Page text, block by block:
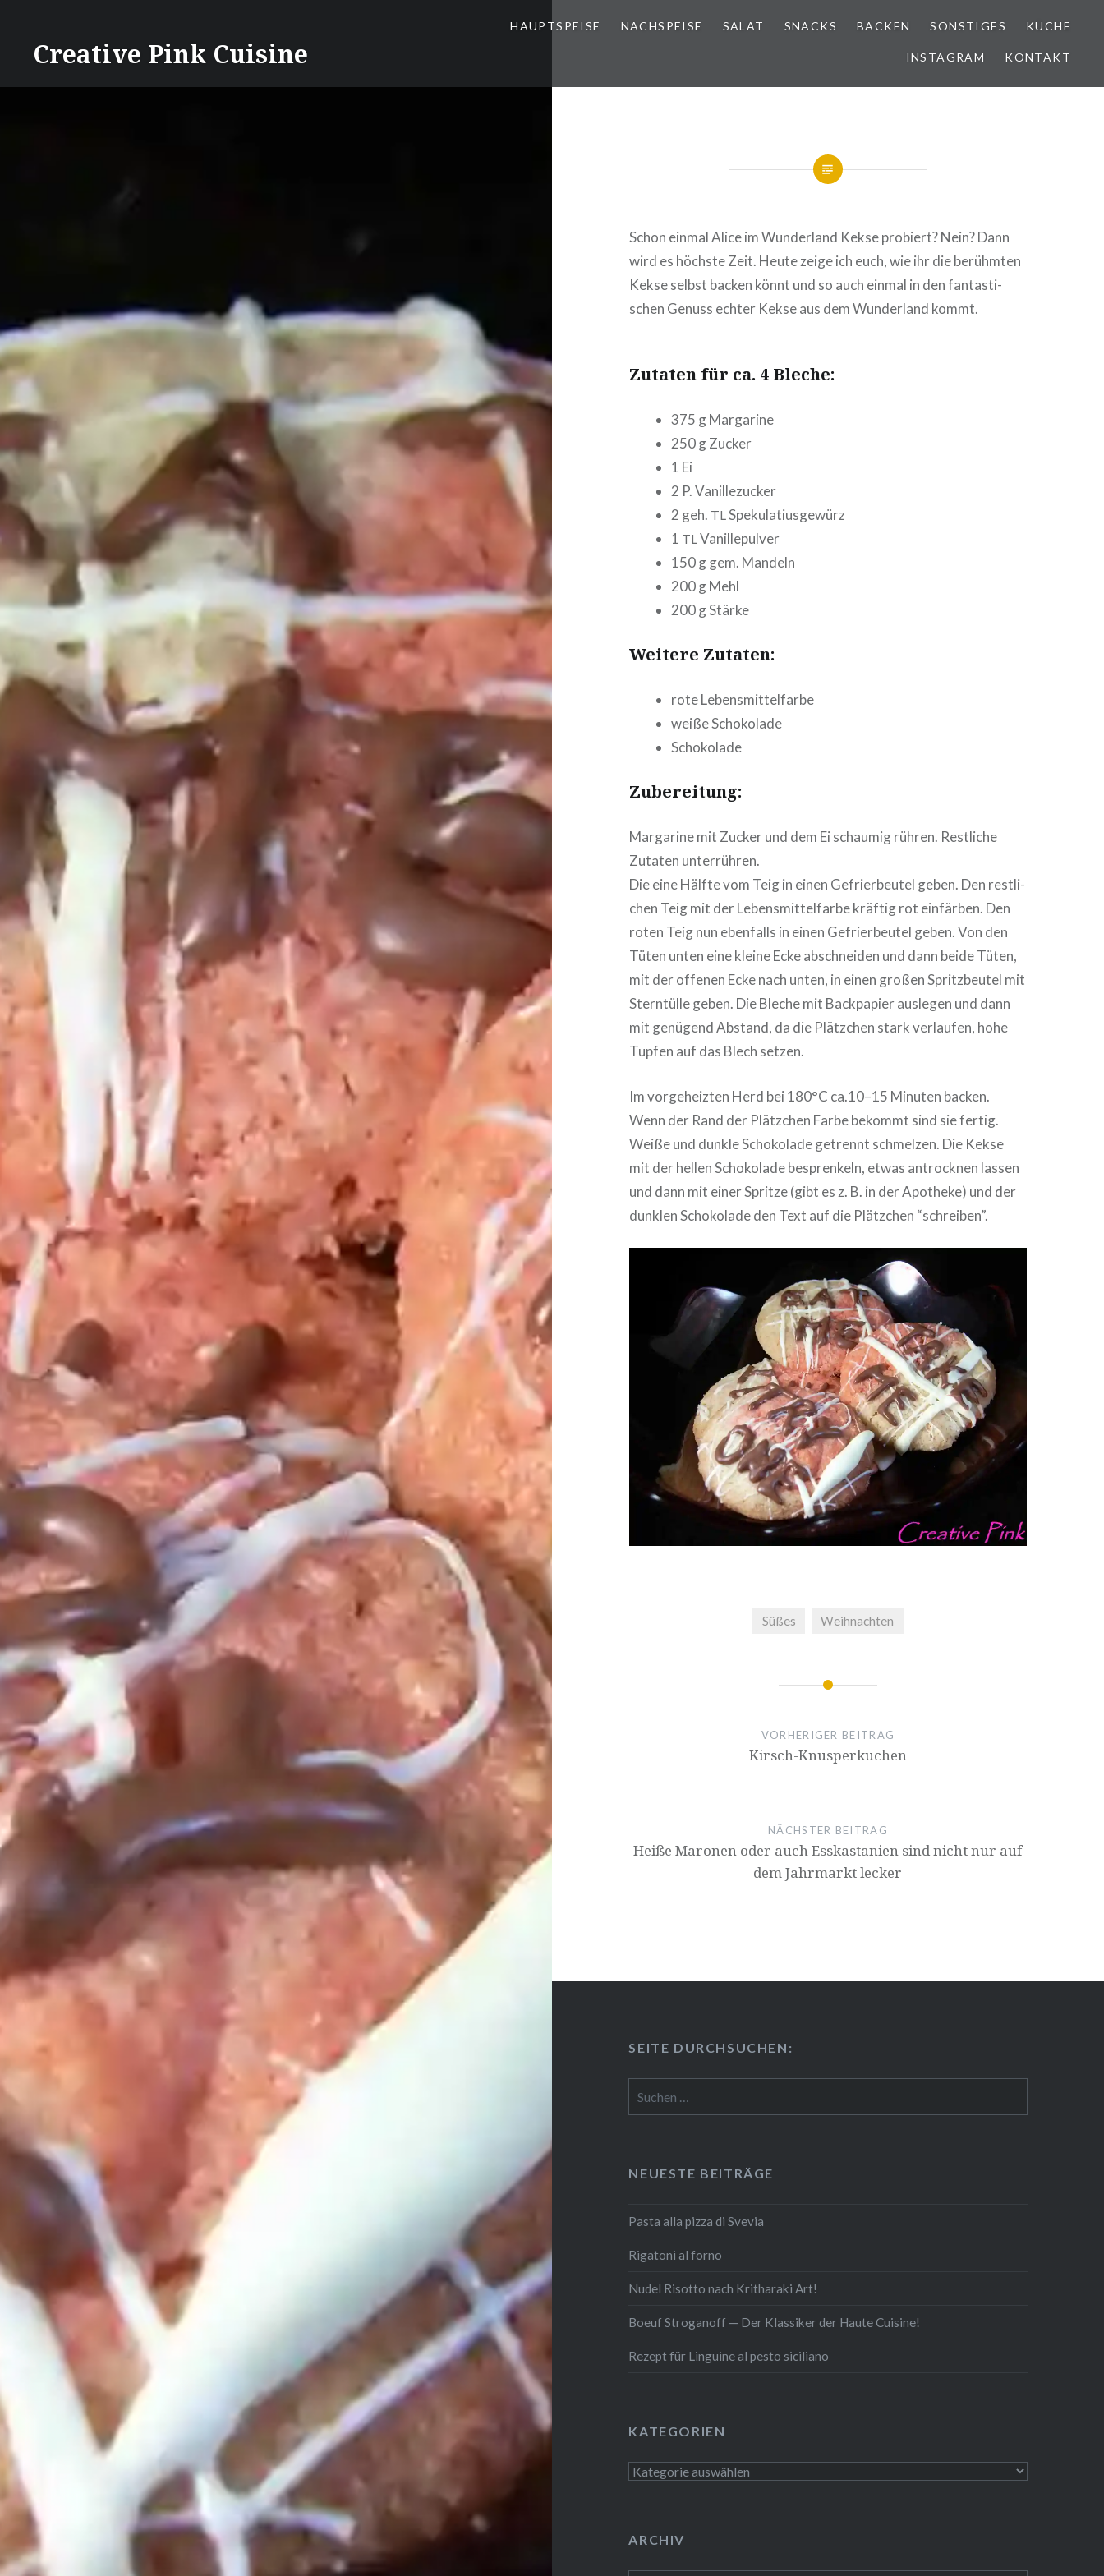
Creative Pink Cuisine
HAUPT­SPEI­SE NACH­SPEI­SE SALAT SNACKS BACKEN SONSTIGES KÜCHE
INSTAGRAM KONTAKT
Schon einmal Alice im Wun­der­land Kekse probiert? Nein? Dann
wird es höchste Zeit. Heute zeige ich euch, wie ihr die berühmten
Kekse selbst backen könnt und so auch einmal in den fan­tas­ti­
schen Genuss echter Kekse aus dem Wun­der­land kommt.
Zutaten für ca. 4 Bleche:
375 g Margarine
250 g Zucker
1 Ei
2 P. Vanillezucker
2 geh. TLSpekulatiusgewürz
1 TLVanillepulver
150 g gem. Mandeln
200 g Mehl
200 g Stärke
Weitere Zutaten:
rote Lebens­mit­tel­far­be
weiße Scho­ko­la­de
Scho­ko­la­de
Zube­rei­tung:
Margarine mit Zucker und dem Ei schaumig rühren. Restliche
Zutaten unterrühren.
Die eine Hälfte vom Teig in einen Gefrier­beu­tel geben. Den rest­li­
chen Teig mit der Lebens­mit­tel­far­be kräftig rot einfärben. Den
roten Teig nun ebenfalls in einen Gefrier­beu­tel geben. Von den
Tüten unten eine kleine Ecke abschnei­den und dann beide Tüten,
mit der offenen Ecke nach unten, in einen großen Spritz­beu­tel mit
Stern­tül­le geben. Die Bleche mit Back­pa­pier auslegen und dann
mit genügend Abstand, da die Plätzchen stark verlaufen, hohe
Tupfen auf das Blech setzen.
Im vor­ge­heiz­ten Herd bei 180°C ca.10–15 Minuten backen.
Wenn der Rand der Plätzchen Farbe bekommt sind sie fertig.
Weiße und dunkle Scho­ko­la­de getrennt schmelzen. Die Kekse
mit der hellen Scho­ko­la­de bespren­keln, etwas antrock­nen lassen
und dann mit einer Spritze (gibt es z. B. in der Apotheke) und der
dunklen Scho­ko­la­de den Text auf die Plätzchen “schreiben”.
Süßes Weihnachten
VORHERIGER BEITRAG
Kirsch-Knus­per­ku­chen
NÄCHSTER BEITRAG
Heiße Maronen oder auch Ess­kas­ta­ni­en sind nicht nur auf
dem Jahrmarkt lecker
SEITE DURCH­SU­CHEN:
nach:
NEUESTE BEITRÄGE
Pasta alla pizza di Svevia
Rigatoni al forno
Nudel Risotto nach Krit­ha­ra­ki Art!
Boeuf Stro­gan­off — Der Klassiker der Haute Cuisine!
Rezept für Linguine al pesto siciliano
KATE­GO­RIEN
Kate­
ARCHIV